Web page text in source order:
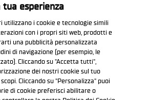
Corporate & ESG
della Privacy
di acquisto
l'app ufficiale WorldSBK
tua esperienza
utilizzano i cookie e tecnologie simili
con i propri siti web, prodotti e
una pubblicità personalizzata
di navigazione (per esempio, le
Cliccando su "Accetta tutti",
dei nostri cookie sul tuo
Cliccando su "Personalizza" puoi
di cookie preferisci abilitare o